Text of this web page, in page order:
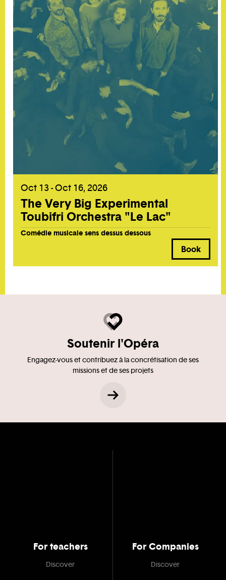
Oct 13 - Oct 16, 2026
The Very Big Experimental
Toubifri Orchestra "Le Lac"
Comédie musicale sens dessus dessous
Book
Soutenir l'Opéra
Engagez-vous et contribuez à la concrétisation de ses
missions et de ses projets
For teachers
Discover
For Companies
Discover